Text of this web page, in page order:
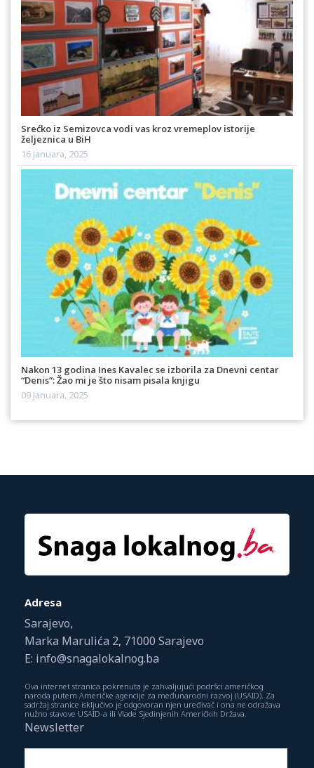
Srećko iz Semizovca vodi vas kroz vremeplov istorije
željeznica u BiH
16 Januara, 2025
Nakon 13 godina Ines Kavalec se izborila za Dnevni centar
“Denis”: Žao mi je što nisam pisala knjigu
09 Januara, 2025
Adresa
Sarajevo,
Marka Marulića 2, 71000 Sarajevo
E: info@snagalokalnog.ba
Ova internet stranica pokrenuta je zahvaljujući podršci američkog
naroda putem Američke agencije za međunarodni razvoj (USAID). Za
sadržaj stranice isključivo je odgovoran njen uređivač i ona ne odražava
nužno stavove USAID-a ili Vlade Sjedinjenih Američkih Država.
Newsletter